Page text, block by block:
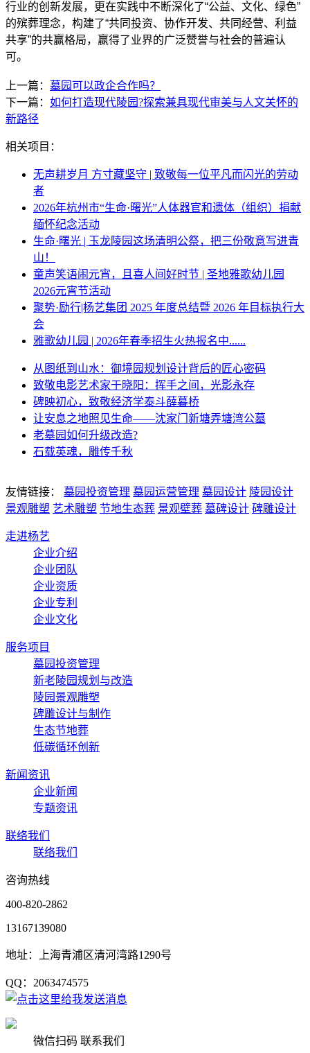
行业的创新发展，更在实践中不断深化了“公益、文化、绿色”
的殡葬理念，构建了“共同投资、协作开发、共同经营、利益
共享”的共赢格局，赢得了业界的广泛赞誉与社会的普遍认
可。
上一篇： 墓园可以政企合作吗？
下一篇： 如何打造现代陵园?探索兼具现代审美与人文关怀的
新路径
相关项目：
无声耕岁月 方寸藏坚守 | 致敬每一位平凡而闪光的劳动
者
2026年杭州市“生命·曙光”人体器官和遗体（组织）捐献
缅怀纪念活动
生命·曙光 | 玉龙陵园这场清明公祭，把三份敬意写进青
山！
童声笑语闹元宵，且喜人间好时节 | 圣地雅歌幼儿园
2026元宵节活动
聚势·励行|杨艺集团 2025 年度总结暨 2026 年目标执行大
会
雅歌幼儿园 | 2026年春季招生火热报名中......
从图纸到山水：御境园规划设计背后的匠心密码
致敬电影艺术家于晓阳：挥手之间，光影永存
碑映初心，致敬经济学泰斗薛暮桥
让安息之地照见生命——沈家门新塘弄塘湾公墓
老墓园如何升级改造?
石载英魂，雕传千秋
友情链接： 墓园投资管理 墓园运营管理 墓园设计 陵园设计
景观雕塑 艺术雕塑 节地生态葬 景观壁葬 墓碑设计 碑雕设计
走进杨艺
企业介绍
企业团队
企业资质
企业专利
企业文化
服务项目
墓园投资管理
新老陵园规划与改造
陵园景观雕塑
碑雕设计与制作
生态节地葬
低碳循环创新
新闻资讯
企业新闻
专题资讯
联络我们
联络我们
咨询热线
400-820-2862
13167139080
地址：上海青浦区清河湾路1290号
QQ：2063474575
微信扫码 联系我们